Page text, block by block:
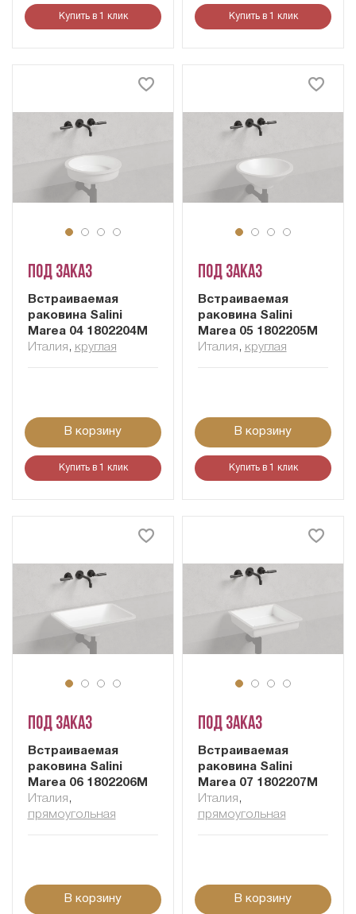
Купить в 1 клик Купить в 1 клик
Под заказ
Встраиваемая
раковина Salini
Marea 04 1802204M
Италия , круглая
В корзину
Купить в 1 клик
Под заказ
Встраиваемая
раковина Salini
Marea 05 1802205M
Италия , круглая
В корзину
Купить в 1 клик
Под заказ
Встраиваемая
раковина Salini
Marea 06 1802206M
Италия ,
прямоугольная
В корзину
Под заказ
Встраиваемая
раковина Salini
Marea 07 1802207M
Италия ,
прямоугольная
В корзину